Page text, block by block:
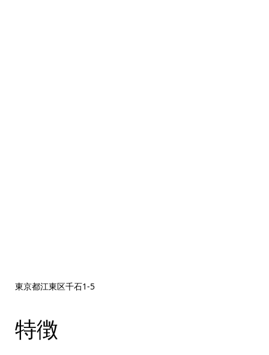
東京都江東区千石1‐5
特徴